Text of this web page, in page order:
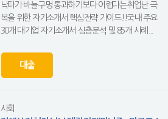
낙타가 바늘구멍 통과하기보다 어렵다는취업난 극
복을 위한 자기소개서 핵심전략 가이드!!국내 주요
30개 대기업 자기소개서 심층분석 및 85개 사례...
대출
사회